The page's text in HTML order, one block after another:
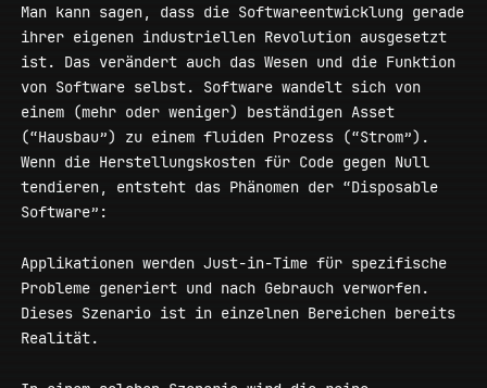
Man kann sagen, dass die Softwareentwicklung gerade
ihrer eigenen industriellen Revolution ausgesetzt
ist. Das verändert auch das Wesen und die Funktion
von Software selbst. Software wandelt sich von
einem (mehr oder weniger) beständigen Asset
(“Hausbau”) zu einem fluiden Prozess (“Strom”).
Wenn die Herstellungskosten für Code gegen Null
tendieren, entsteht das Phänomen der “Disposable
Software”:
Applikationen werden Just-in-Time für spezifische
Probleme generiert und nach Gebrauch verworfen.
Dieses Szenario ist in einzelnen Bereichen bereits
Realität.